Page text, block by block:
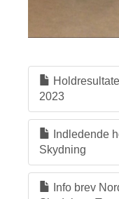
2023
Indledende
Skydning
Info brev